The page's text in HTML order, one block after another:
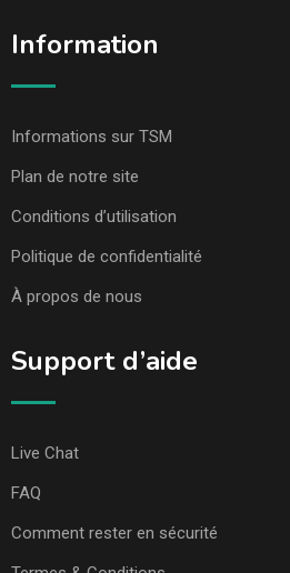
Information
Informations sur TSM
Plan de notre site
Conditions d’utilisation
Politique de confidentialité
À propos de nous
Support d’aide
Live Chat
FAQ
Comment rester en sécurité